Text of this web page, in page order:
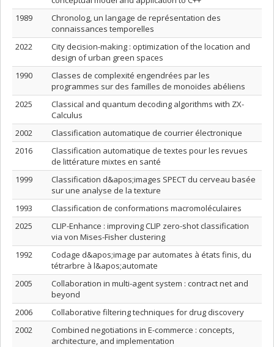
1989
Chronolog, un langage de représentation des
connaissances temporelles
2022
City decision-making : optimization of the location and
design of urban green spaces
1990
Classes de complexité engendrées par les
programmes sur des familles de monoïdes abéliens
2025
Classical and quantum decoding algorithms with ZX-
Calculus
2002
Classification automatique de courrier électronique
2016
Classification automatique de textes pour les revues
de littérature mixtes en santé
1999
Classification d&apos;images SPECT du cerveau basée
sur une analyse de la texture
1993
Classification de conformations macromoléculaires
2025
CLIP-Enhance : improving CLIP zero-shot classification
via von Mises-Fisher clustering
1992
Codage d&apos;image par automates à états finis, du
tétrarbre à l&apos;automate
2005
Collaboration in multi-agent system : contract net and
beyond
2006
Collaborative filtering techniques for drug discovery
2002
Combined negotiations in E-commerce : concepts,
architecture, and implementation